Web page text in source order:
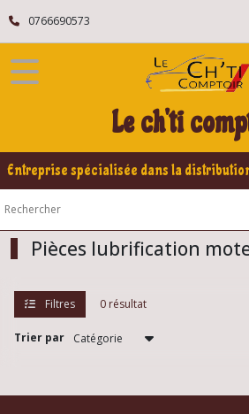
0766690573
Le ch'ti
Pièces lubrification
Filtres 0 résultat
Trier par
Fermer
FILTRES
Citroën
Moteur
,
silent
bloc
...